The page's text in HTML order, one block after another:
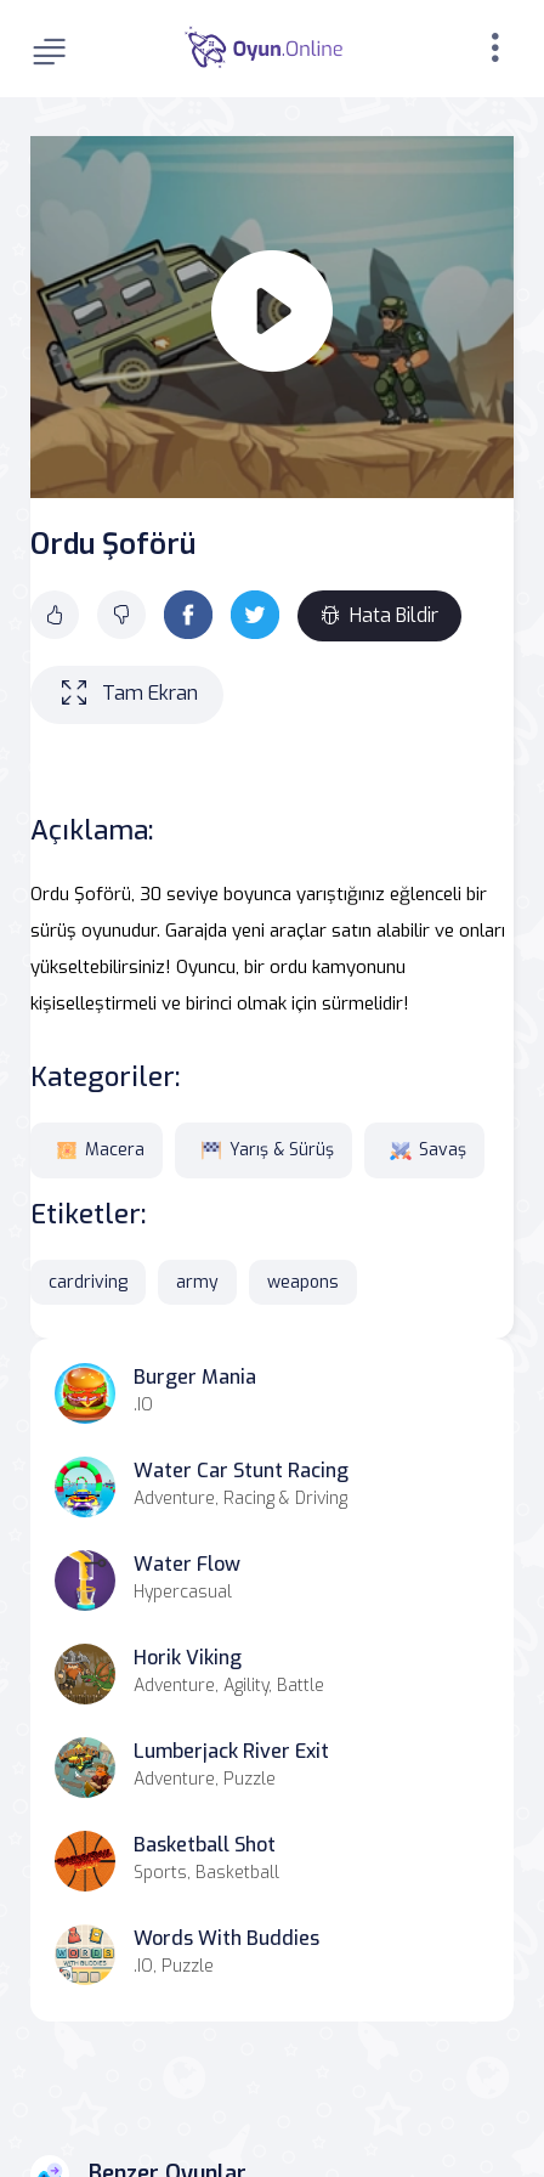
Ordu Şoförü
Hata Bildir
Tam Ekran
Açıklama:
Ordu Şoförü, 30 seviye boyunca yarıştığınız eğlenceli bir
sürüş oyunudur. Garajda yeni araçlar satın alabilir ve onları
yükseltebilirsiniz! Oyuncu, bir ordu kamyonunu
kişiselleştirmeli ve birinci olmak için sürmelidir!
Kategoriler:
Macera Yarış & Sürüş Savaş
Etiketler:
cardriving army weapons
Burger Mania
.IO
Water Car Stunt Racing
Adventure, Racing & Driving
Water Flow
Hypercasual
Horik Viking
Adventure, Agility, Battle
Lumberjack River Exit
Adventure, Puzzle
Basketball Shot
Sports, Basketball
Words With Buddies
.IO, Puzzle